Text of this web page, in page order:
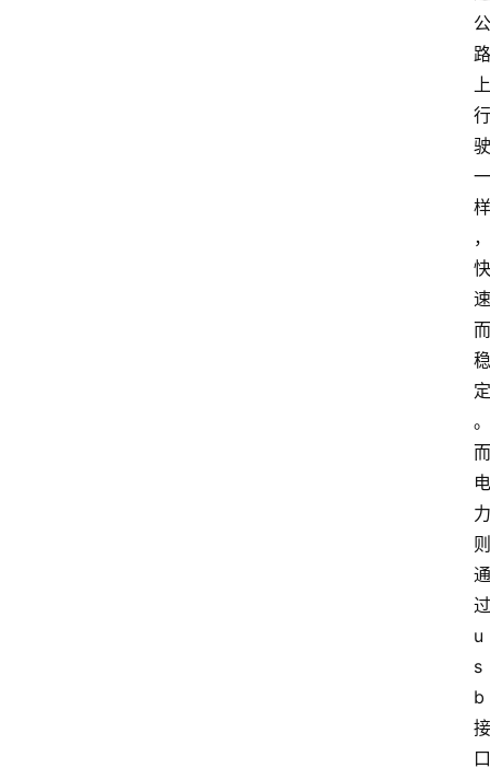
公
路
上
行
驶
一
样
，
快
速
而
稳
定
。
而
电
力
则
通
过
u
s
b
接
口